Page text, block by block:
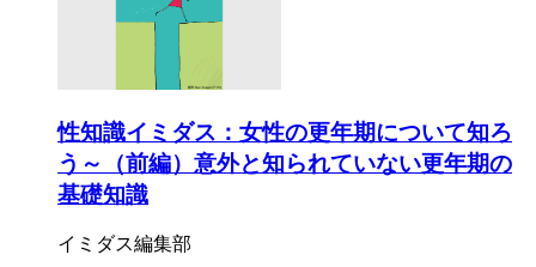
性知識イミダス：女性の更年期について知ろ
う～（前編）意外と知られていない更年期の
基礎知識
イミダス編集部